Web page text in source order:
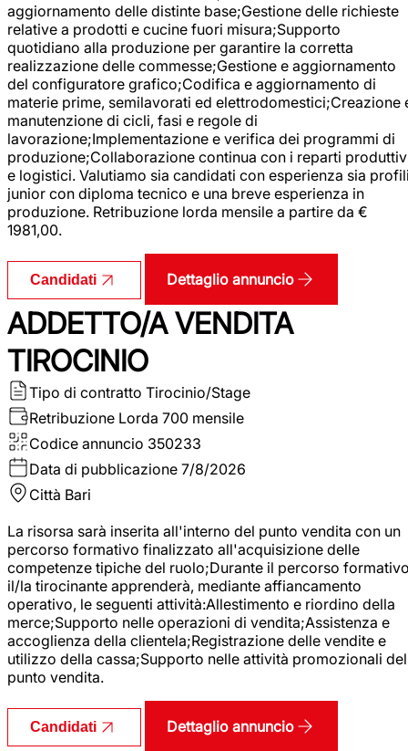
aggiornamento delle distinte base;Gestione delle richieste
relative a prodotti e cucine fuori misura;Supporto
quotidiano alla produzione per garantire la corretta
realizzazione delle commesse;Gestione e aggiornamento
del configuratore grafico;Codifica e aggiornamento di
materie prime, semilavorati ed elettrodomestici;Creazione
manutenzione di cicli, fasi e regole di
lavorazione;Implementazione e verifica dei programmi di
produzione;Collaborazione continua con i reparti
e logistici. Valutiamo sia candidati con esperienza sia
junior con diploma tecnico e una breve esperienza in
produzione. Retribuzione lorda mensile a partire da €
1981,00.
Candidati Dettaglio annuncio
ADDETTO/A VENDITA
TIROCINIO
Tipo di contratto Tirocinio/Stage
Retribuzione Lorda 700 mensile
Codice annuncio 350233
Data di pubblicazione 7/8/2026
Città Bari
La risorsa sarà inserita all'interno del punto vendita con un
percorso formativo finalizzato all'acquisizione delle
competenze tipiche del ruolo;Durante il percorso
il/la tirocinante apprenderà, mediante affiancamento
operativo, le seguenti attività:Allestimento e riordino della
merce;Supporto nelle operazioni di vendita;Assistenza e
accoglienza della clientela;Registrazione delle vendite e
utilizzo della cassa;Supporto nelle attività promozionali del
punto vendita.
Candidati Dettaglio annuncio